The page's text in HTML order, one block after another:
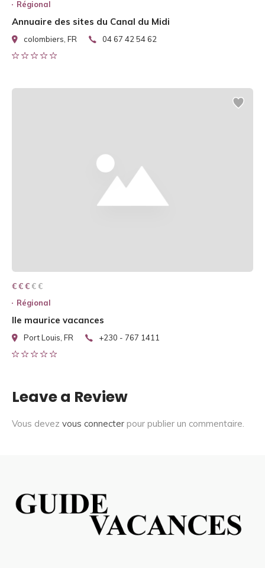
Régional
Annuaire des sites du Canal du Midi
colombiers, FR 04 67 42 54 62
€ € € € €
€ € €
Régional
Ile maurice vacances
Port Louis, FR +230 - 767 1411
Leave a Review
Vous devez vous connecter pour publier un commentaire.